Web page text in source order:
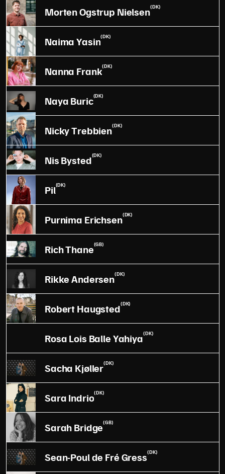
Morten Ogstrup Nielsen(DK)
Naima Yasin(DK)
Nanna Frank(DK)
Naya Buric(DK)
Nicky Trebbien(DK)
Nis Bysted(DK)
Pil(DK)
Purnima Erichsen(DK)
Rich Thane(GB)
Rikke Andersen(DK)
Robert Haugsted(DK)
Rosa Lois Balle Yahiya(DK)
Sacha Kjøller(DK)
Sara Indrio(DK)
Sarah Bridge(GB)
Sean-Poul de Fré Gress(DK)